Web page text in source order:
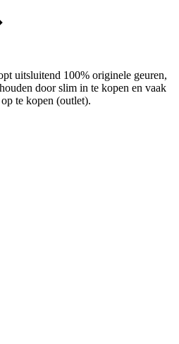
uitsluitend 100% originele geuren,
door slim in te kopen en vaak
te kopen (outlet).